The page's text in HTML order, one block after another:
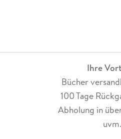
Ihre
Bücher
100 Tage
Abholung in
uvm.